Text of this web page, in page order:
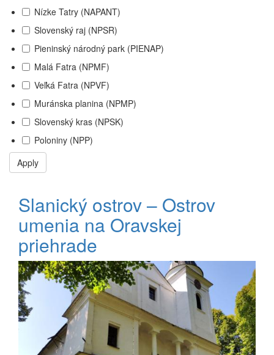
Nízke Tatry (NAPANT)
Slovenský raj (NPSR)
Pieninský národný park (PIENAP)
Malá Fatra (NPMF)
Veľká Fatra (NPVF)
Muránska planina (NPMP)
Slovenský kras (NPSK)
Poloniny (NPP)
Apply
Slanický ostrov – Ostrov
umenia na Oravskej
priehrade